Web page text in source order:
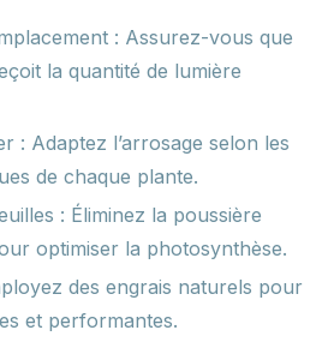
: Assurez-vous que
la quantité de lumière
: Adaptez l’arrosage selon les
de chaque plante.
: Éliminez la poussière
optimiser la photosynthèse.
des engrais naturels pour
et performantes.